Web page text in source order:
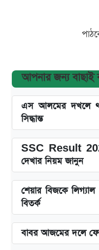
আপনার জন্য বাছাই
এস আলমের দখলে
সিদ্ধান্ত
SSC Result
দেখার নিয়ম জানুন
শেয়ার বিজকে
বিতর্ক
বাবর আজমের দলে